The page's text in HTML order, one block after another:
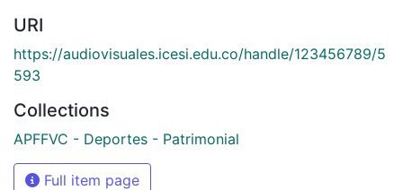
URI
https://audiovisuales.icesi.edu.co/handle/123456789/5
593
Collections
APFFVC - Deportes - Patrimonial
Full item page